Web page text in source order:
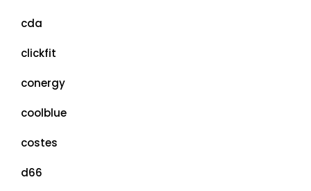
cda
clickfit
conergy
coolblue
costes
d66